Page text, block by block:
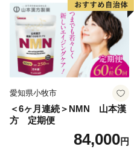
愛知県小牧市
＜6ヶ月連続＞NMN 山本漢
方 定期便
84,000円